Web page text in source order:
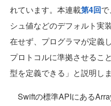
れています。本連載第4回
シュ値などのデフォルト実
在せず、プログラマが定義
プロトコルに準拠させるこ
型を定義できる」と説明しま
Swiftの標準APIにある